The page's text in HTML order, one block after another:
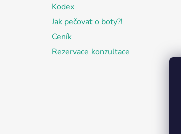
Kodex
Jak pečovat o boty?!
Ceník
Rezervace konzultace